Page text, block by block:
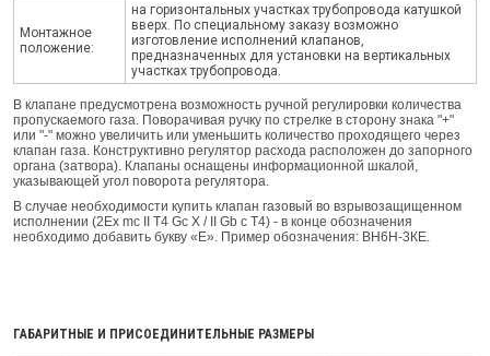
Монтажное
положение:
на горизонтальных участках трубопровода катушкой
вверх. По специальному заказу возможно
изготовление исполнений клапанов,
предназначенных для установки на вертикальных
участках трубопровода.
В клапане предусмотрена возможность ручной регулировки количества
пропускаемого газа. Поворачивая ручку по стрелке в сторону знака "+"
или "-" можно увеличить или уменьшить количество проходящего через
клапан газа. Конструктивно регулятор расхода расположен до запорного
органа (затвора). Клапаны оснащены информационной шкалой,
указывающей угол поворота регулятора.
В случае необходимости купить клапан газовый во взрывозащищенном
исполнении (2Ex mc II T4 Gc X / II Gb c T4) - в конце обозначения
необходимо добавить букву «E». Пример обозначения: ВН6Н-3КЕ.
ГАБАРИТНЫЕ И ПРИСОЕДИНИТЕЛЬНЫЕ РАЗМЕРЫ